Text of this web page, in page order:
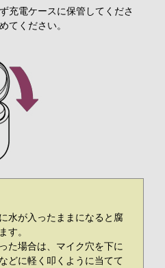
充電ケースに保管してくださ
てください。
水が入ったままになると腐
す。
た場合は、マイク穴を下に
どに軽く叩くように当てて